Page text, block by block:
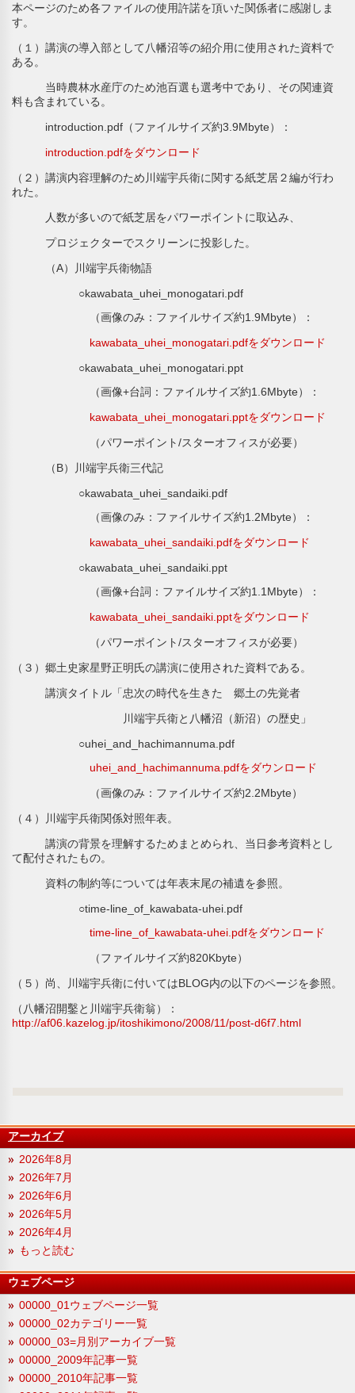
本ページのため各ファイルの使用許諾を頂いた関係者に感謝しま
す。
（１）講演の導入部として八幡沼等の紹介用に使用された資料で
ある。
当時農林水産庁のため池百選も選考中であり、その関連資
料も含まれている。
introduction.pdf（ファイルサイズ約3.9Mbyte）：
introduction.pdfをダウンロード
（２）講演内容理解のため川端宇兵衛に関する紙芝居２編が行わ
れた。
人数が多いので紙芝居をパワーポイントに取込み、
プロジェクターでスクリーンに投影した。
（A）川端宇兵衛物語
○kawabata_uhei_monogatari.pdf
（画像のみ：ファイルサイズ約1.9Mbyte）：
kawabata_uhei_monogatari.pdfをダウンロード
○kawabata_uhei_monogatari.ppt
（画像+台詞：ファイルサイズ約1.6Mbyte）：
kawabata_uhei_monogatari.pptをダウンロード
（パワーポイント/スターオフィスが必要）
（B）川端宇兵衛三代記
○kawabata_uhei_sandaiki.pdf
（画像のみ：ファイルサイズ約1.2Mbyte）：
kawabata_uhei_sandaiki.pdfをダウンロード
○kawabata_uhei_sandaiki.ppt
（画像+台詞：ファイルサイズ約1.1Mbyte）：
kawabata_uhei_sandaiki.pptをダウンロード
（パワーポイント/スターオフィスが必要）
（３）郷土史家星野正明氏の講演に使用された資料である。
講演タイトル「忠次の時代を生きた 郷土の先覚者
川端宇兵衛と八幡沼（新沼）の歴史」
○uhei_and_hachimannuma.pdf
uhei_and_hachimannuma.pdfをダウンロード
（画像のみ：ファイルサイズ約2.2Mbyte）
（４）川端宇兵衛関係対照年表。
講演の背景を理解するためまとめられ、当日参考資料とし
て配付されたもの。
資料の制約等については年表末尾の補遺を参照。
○time-line_of_kawabata-uhei.pdf
time-line_of_kawabata-uhei.pdfをダウンロード
（ファイルサイズ約820Kbyte）
（５）尚、川端宇兵衛に付いてはBLOG内の以下のページを参照。
（八幡沼開鑿と川端宇兵衛翁）：
http://af06.kazelog.jp/itoshikimono/2008/11/post-d6f7.html
アーカイブ
2026年8月
2026年7月
2026年6月
2026年5月
2026年4月
もっと読む
ウェブページ
00000_01ウェブページ一覧
00000_02カテゴリー一覧
00000_03=月別アーカイブ一覧
00000_2009年記事一覧
00000_2010年記事一覧